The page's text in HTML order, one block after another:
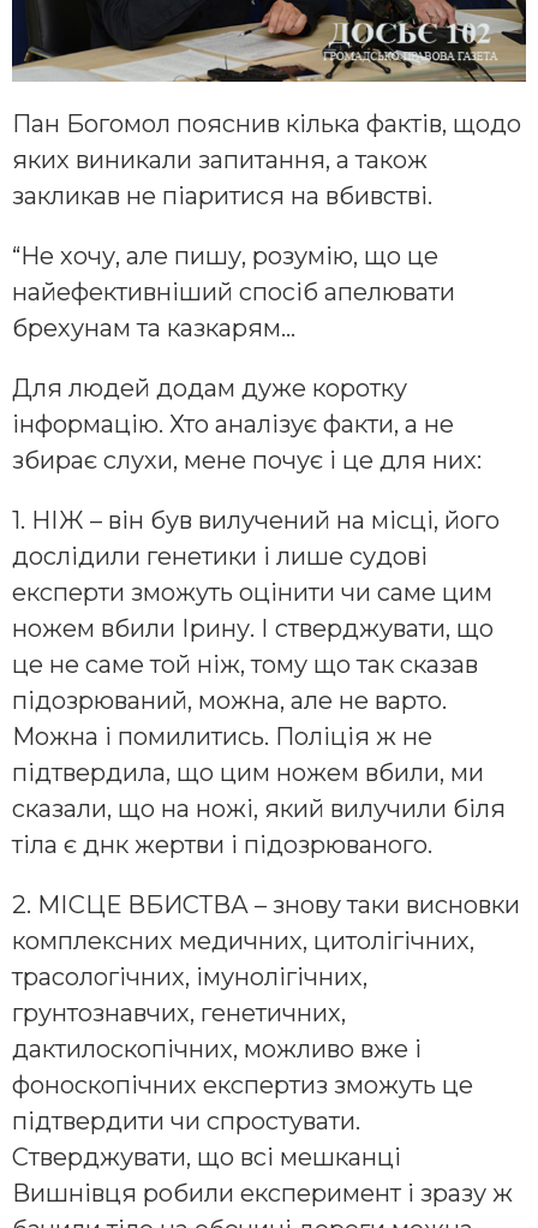
Пан Богомол пояснив кілька фактів, щодо
яких виникали запитання, а також
закликав не піаритися на вбивстві.
“Не хочу, але пишу, розумію, що це
найефективніший спосіб апелювати
брехунам та казкарям…
Для людей додам дуже коротку
інформацію. Хто аналізує факти, а не
збирає слухи, мене почує і це для них:
1. НІЖ – він був вилучений на місці, його
дослідили генетики і лише судові
експерти зможуть оцінити чи саме цим
ножем вбили Ірину. І стверджувати, що
це не саме той ніж, тому що так сказав
підозрюваний, можна, але не варто.
Можна і помилитись. Поліція ж не
підтвердила, що цим ножем вбили, ми
сказали, що на ножі, який вилучили біля
тіла є днк жертви і підозрюваного.
2. МІСЦЕ ВБИСТВА – знову таки висновки
комплексних медичних, цитолігічних,
трасологічних, імунолігічних,
грунтознавчих, генетичних,
дактилоскопічних, можливо вже і
фоноскопічних експертиз зможуть це
підтвердити чи спростувати.
Стверджувати, що всі мешканці
Вишнівця робили експеримент і зразу ж